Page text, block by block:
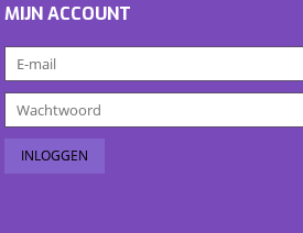
MIJN ACCOUNT